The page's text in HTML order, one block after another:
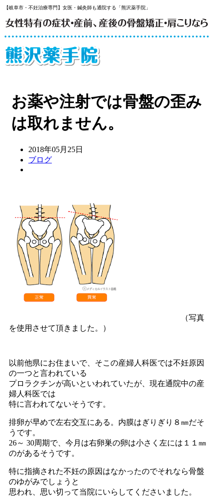
【岐阜市・不妊治療専門】女医・鍼灸師も通院する「熊沢薬手院」
お薬や注射では骨盤の歪み
は取れません。
2018年05月25日
ブログ
（写真
を使用させて頂きました。）
以前他県にお住まいで、そこの産婦人科医では不妊原因
の一つと言われている
プロラクチンが高いといわれていたが、現在通院中の産
婦人科医では
特に言われてないそうです。
排卵が早めで左右交互にある。内膜はぎりぎり８㎜だそ
うです。
26～ 30周期で、今月は右卵巣の卵は小さく左には１１㎜
のがあるそうです。
特に指摘された不妊の原因はなかったのでそれなら骨盤
のゆがみでしょうと
思われ、思い切って当院にいらしてくださいました。